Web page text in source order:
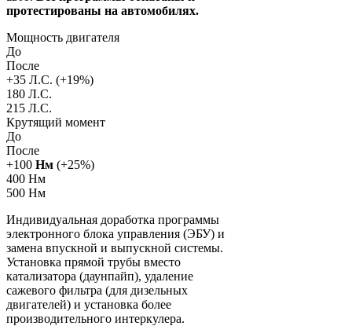
протестированы на автомобилях.
Мощность двигателя
До
После
+35 Л.С. (+19%)
180 Л.С.
215 Л.С.
Крутящий момент
До
После
+100 Нм (+25%)
400 Нм
500 Нм
Индивидуальная доработка программы
электронного блока управления (ЭБУ) и
замена впускной и выпускной системы.
Установка прямой трубы вместо
катализатора (даунпайп), удаление
сажевого фильтра (для дизельных
двигателей) и установка более
производительного интеркулера.